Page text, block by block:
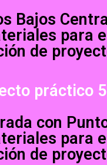
Bajos
para
de
práctico 5
con
para
de